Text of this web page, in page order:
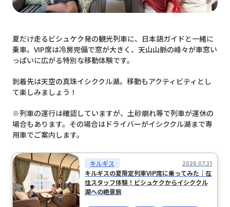
キルギスの夏、列車に揺られて特別な旅へ
お問い合わせ
夏だけ走るビシュケク発の観光列車に、日本語ガイドと一緒に
乗車。VIP席は冷房完備で窓が大きく、天山山脈の峰々が車窓い
っぱいに広がる特別な移動体験です。
到着先は天空の真珠イシククル湖。移動もアクティビティとし
て楽しみましょう！
※列車の運行は確認していますが、土砂崩れ等で列車が運休の
場合もあります。その場合はドライバーがイシククル湖まで専
用車でご案内します。
キルギス 2026.07.31
キルギスの夏限定列車VIP席に乗ってみた｜在
住スタッフ体験！ビシュケクからイシククル
湖への絶景旅